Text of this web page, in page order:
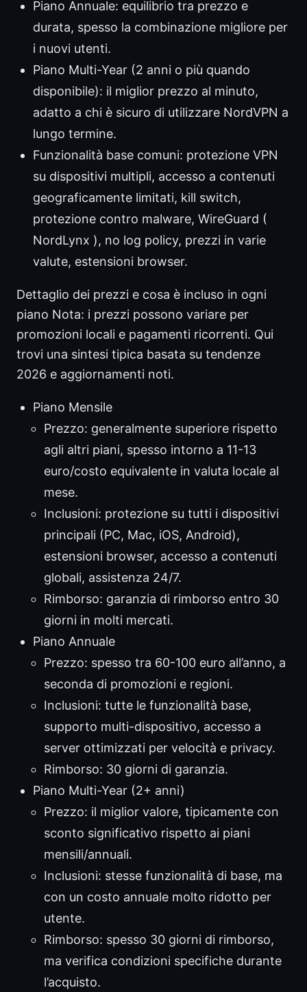
Piano Annuale: equilibrio tra prezzo e
durata, spesso la combinazione migliore per
i nuovi utenti.
Piano Multi-Year (2 anni o più quando
disponibile): il miglior prezzo al minuto,
adatto a chi è sicuro di utilizzare NordVPN a
lungo termine.
Funzionalità base comuni: protezione VPN
su dispositivi multipli, accesso a contenuti
geograficamente limitati, kill switch,
protezione contro malware, WireGuard (
NordLynx ), no log policy, prezzi in varie
valute, estensioni browser.
Dettaglio dei prezzi e cosa è incluso in ogni
piano Nota: i prezzi possono variare per
promozioni locali e pagamenti ricorrenti. Qui
trovi una sintesi tipica basata su tendenze
2026 e aggiornamenti noti.
Piano Mensile
Prezzo: generalmente superiore rispetto
agli altri piani, spesso intorno a 11-13
euro/costo equivalente in valuta locale al
mese.
Inclusioni: protezione su tutti i dispositivi
principali (PC, Mac, iOS, Android),
estensioni browser, accesso a contenuti
globali, assistenza 24/7.
Rimborso: garanzia di rimborso entro 30
giorni in molti mercati.
Piano Annuale
Prezzo: spesso tra 60-100 euro all’anno, a
seconda di promozioni e regioni.
Inclusioni: tutte le funzionalità base,
supporto multi-dispositivo, accesso a
server ottimizzati per velocità e privacy.
Rimborso: 30 giorni di garanzia.
Piano Multi-Year (2+ anni)
Prezzo: il miglior valore, tipicamente con
sconto significativo rispetto ai piani
mensili/annuali.
Inclusioni: stesse funzionalità di base, ma
con un costo annuale molto ridotto per
utente.
Rimborso: spesso 30 giorni di rimborso,
ma verifica condizioni specifiche durante
l’acquisto.